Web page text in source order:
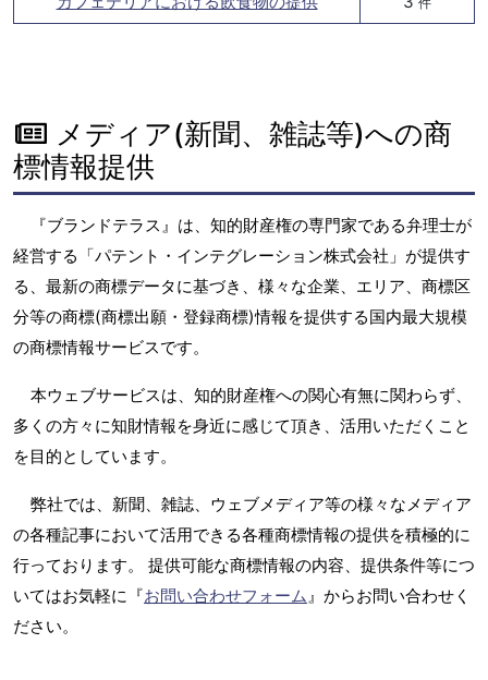
メディア(新聞、雑誌等)への商
標情報提供
『ブランドテラス』は、知的財産権の専門家である弁理士が
経営する「パテント・インテグレーション株式会社」が提供す
る、最新の商標データに基づき、様々な企業、エリア、商標区
分等の商標(商標出願・登録商標)情報を提供する国内最大規模
の商標情報サービスです。
本ウェブサービスは、知的財産権への関心有無に関わらず、
多くの方々に知財情報を身近に感じて頂き、活用いただくこと
を目的としています。
弊社では、新聞、雑誌、ウェブメディア等の様々なメディア
の各種記事において活用できる各種商標情報の提供を積極的に
行っております。 提供可能な商標情報の内容、提供条件等につ
いてはお気軽に『お問い合わせフォーム』からお問い合わせく
ださい。